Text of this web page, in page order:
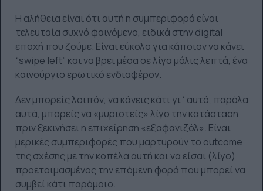
Η αλήθεια είναι ότι αυτή η συμπεριφορά είναι
τελευταία συχνό φαινόμενο, ειδικά στην digital
εποχή που ζούμε. Είναι εύκολο για κάποιον να κάνει
“swipe left” και να βρει μέσα σε λίγα μόλις λεπτά, ένα
καινούργιο ερωτικό ενδιαφέρον.
Δεν μπορείς λοιπόν, να κάνεις κάτι γι΄αυτό, παρόλα
αυτά, μπορείς να «μυριστείς» λίγο την κατάσταση
πριν ξεκινήσει η επιχείρηση «εξαφανιζόλ». Είναι
μερικές συμπεριφορές που μαρτυρούν το outcome
της σχέσης με την κοπέλα αυτή και να είσαι (λίγο)
προετοιμασμένος την επόμενη φορά που μπορεί να
συμβεί κάτι παρόμοιο.